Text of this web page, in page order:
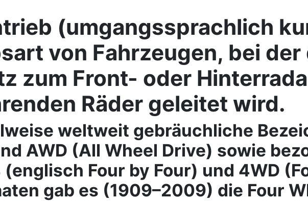
(umgangssprachlich
von Fahrzeugen, bei
zum Front- oder
Räder geleitet wird.
weltweit gebräuchliche
AWD (All Wheel Drive) sowie
Four by Four) und 4WD
gab es (1909–2009) die Four